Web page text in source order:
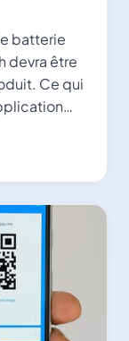
batterie
devra être
Ce qui